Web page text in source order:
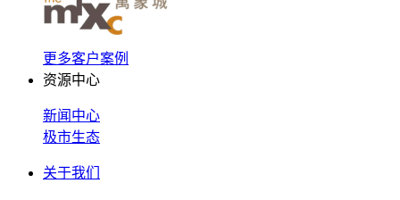
更多客户案例
资源中心
新闻中心
极市生态
关于我们